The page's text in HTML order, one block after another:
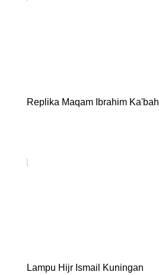
Replika Maqam Ibrahim Ka'bah
Lampu Hijr Ismail Kuningan